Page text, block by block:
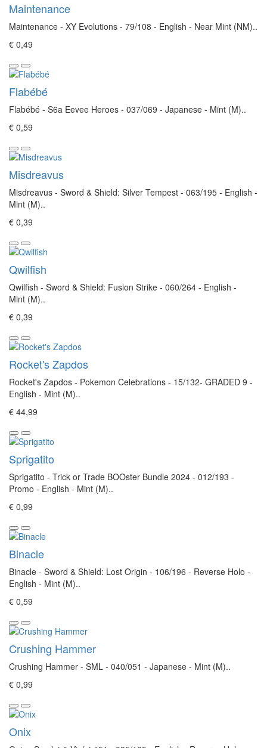
Maintenance
Maintenance - XY Evolutions - 79/108 - English - Near Mint (NM)..
€ 0,49
Flabébé
Flabébé - S6a Eevee Heroes - 037/069 - Japanese - Mint (M)..
€ 0,59
Misdreavus
Misdreavus - Sword & Shield: Silver Tempest - 063/195 - English -
Mint (M)..
€ 0,39
Qwilfish
Qwilfish - Sword & Shield: Fusion Strike - 060/264 - English -
Mint (M)..
€ 0,39
Rocket's Zapdos
Rocket's Zapdos - Pokemon Celebrations - 15/132- GRADED 9 -
English - Mint (M)..
€ 44,99
Sprigatito
Sprigatito - Trick or Trade BOOster Bundle 2024 - 012/193 -
Promo - English - Mint (M)..
€ 0,99
Binacle
Binacle - Sword & Shield: Lost Origin - 106/196 - Reverse Holo -
English - Mint (M)..
€ 0,59
Crushing Hammer
Crushing Hammer - SML - 040/051 - Japanese - Mint (M)..
€ 0,99
Onix